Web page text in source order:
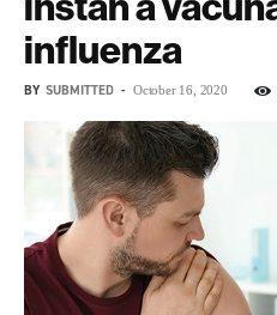
influenza
BY SUBMITTED - October 16, 2020